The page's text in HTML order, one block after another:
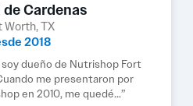
Cardenas
Worth, TX
2018
dueño de Nutrishop Fort
me presentaron por
en 2010, me quedé...”